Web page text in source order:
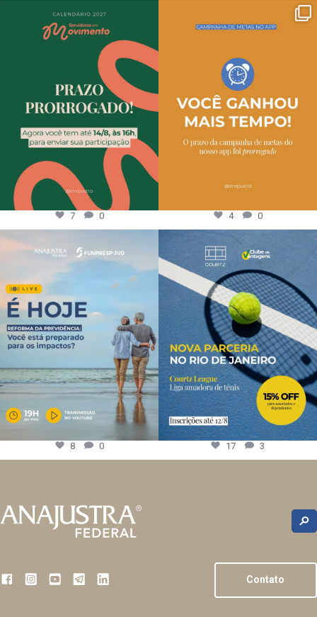
7 0 4 0
8 0 17 3
Contato